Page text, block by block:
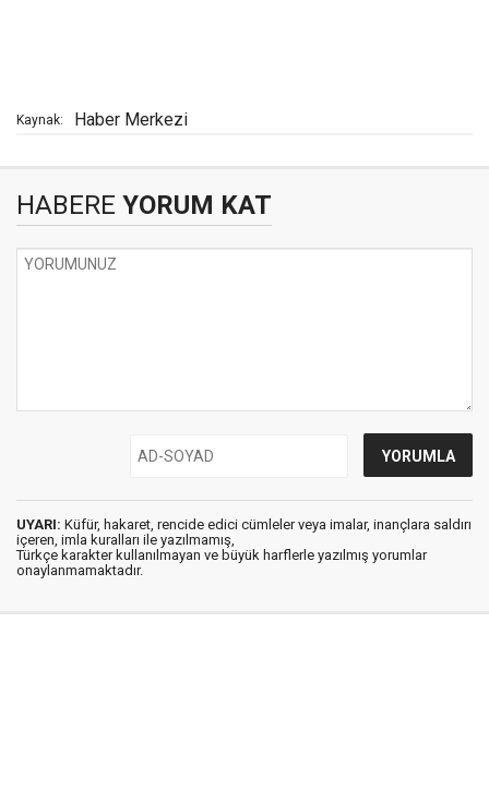
Kaynak: Haber Merkezi
HABERE YORUM KAT
UYARI: Küfür, hakaret, rencide edici cümleler veya imalar, inançlara saldırı
içeren, imla kuralları ile yazılmamış,
Türkçe karakter kullanılmayan ve büyük harflerle yazılmış yorumlar
onaylanmamaktadır.